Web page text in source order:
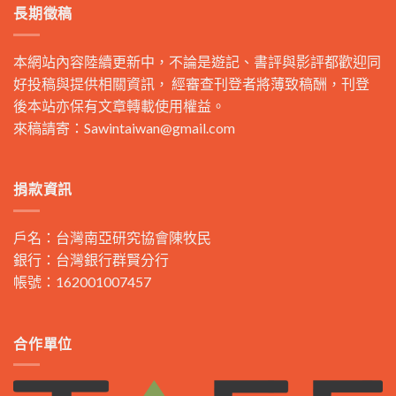
長期徵稿
本網站內容陸續更新中，不論是遊記、書評與影評都歡迎同
好投稿與提供相關資訊， 經審查刊登者將薄致稿酬，刊登
後本站亦保有文章轉載使用權益。
來稿請寄： Sawintaiwan@gmail.com
捐款資訊
戶名：台灣南亞研究協會陳牧民
銀行：台灣銀行群賢分行
帳號：162001007457
合作單位